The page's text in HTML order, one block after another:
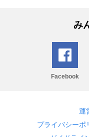
み
Facebook
運
プライバシーポ